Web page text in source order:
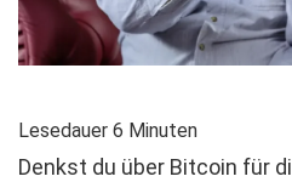
Lesedauer 6 Minuten
Denkst du über Bitcoin für